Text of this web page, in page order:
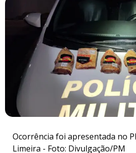
Ocorrência foi apresentada no
Limeira - Foto: Divulgação/PM